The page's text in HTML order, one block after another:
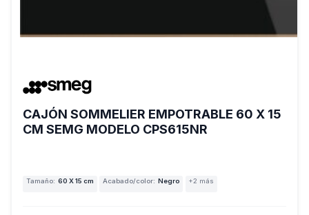
CAJÓN SOMMELIER EMPOTRABLE 60 X 15
CM SEMG MODELO CPS615NR
Tamaño: 60 X 15 cm Acabado/color: Negro +2 más